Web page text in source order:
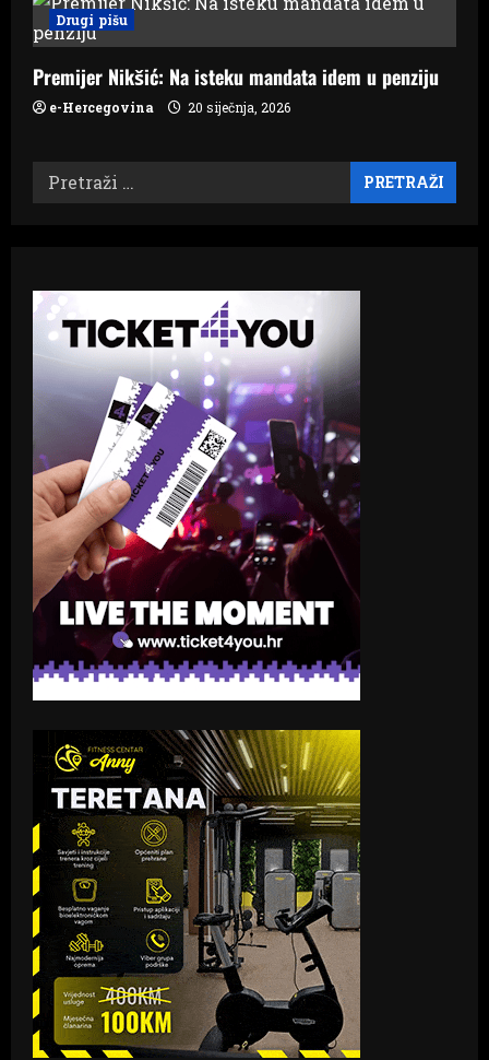
Drugi pišu
Premijer Nikšić: Na isteku mandata idem u penziju
e-Hercegovina 20 siječnja, 2026
Pretraži: